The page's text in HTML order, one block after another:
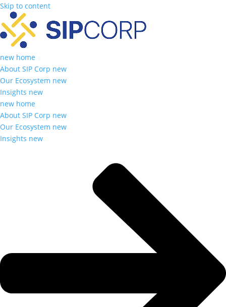
Skip to content
new home
About SIP Corp new
Our Ecosystem new
Insights new
new home
About SIP Corp new
Our Ecosystem new
Insights new